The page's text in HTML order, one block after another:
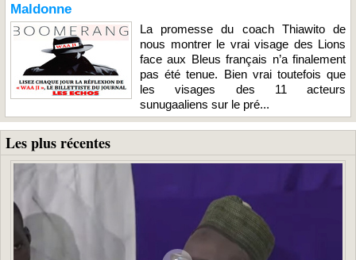
Maldonne
La promesse du coach Thiawito de
nous montrer le vrai visage des Lions
face aux Bleus français n’a finalement
pas été tenue. Bien vrai toutefois que
les visages des 11 acteurs
sunugaaliens sur le pré...
Les plus récentes